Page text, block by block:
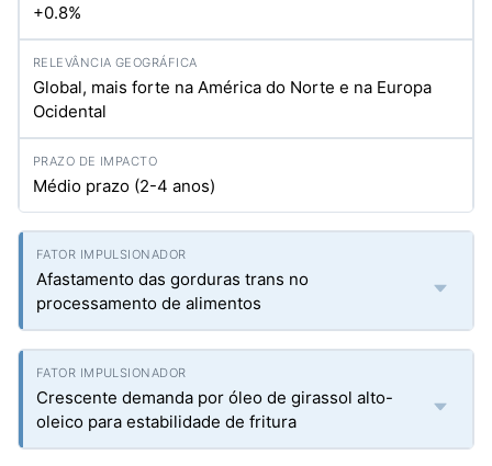
+0.8%
Global, mais forte na América do Norte e na Europa
Ocidental
Médio prazo (2-4 anos)
Afastamento das gorduras trans no
processamento de alimentos
Crescente demanda por óleo de girassol alto-
oleico para estabilidade de fritura